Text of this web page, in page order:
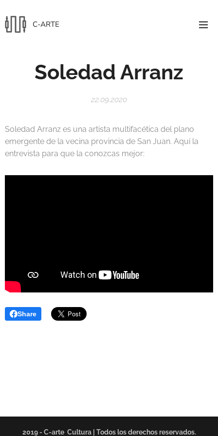
C-ARTE
Soledad Arranz
22.09.2020
Soledad Arranz es una artista multifacética del plano
emergente de la vecina provincia de San Juan. Aquí la
entrevista para que la conozcas mejor:
Share
2019 - C-arte Cultura | Todos los derechos reservados.